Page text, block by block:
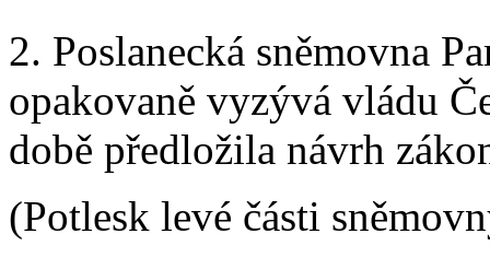
2. Poslanecká sněmovna
opakovaně vyzývá vládu
době předložila návrh
(Potlesk levé části